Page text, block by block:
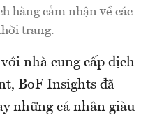
hàng cảm nhận về các
trang.
nhà cung cấp dịch
BoF Insights đã
những cá nhân giàu